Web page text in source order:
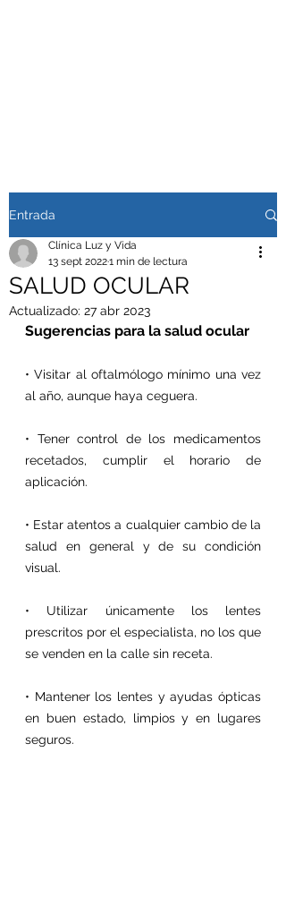
Entrada
SALUD OCULAR
Clínica Luz y Vida
13 sept 20221 min de lectura
Actualizado: 27 abr 2023
Sugerencias para la salud ocular
• Visitar al oftalmólogo mínimo una vez
al año, aunque haya ceguera.
• Tener control de los medicamentos
recetados, cumplir el horario de
aplicación.
• Estar atentos a cualquier cambio de la
salud en general y de su condición
visual.
• Utilizar únicamente los lentes
prescritos por el especialista, no los que
se venden en la calle sin receta.
• Mantener los lentes y ayudas ópticas
en buen estado, limpios y en lugares
seguros.